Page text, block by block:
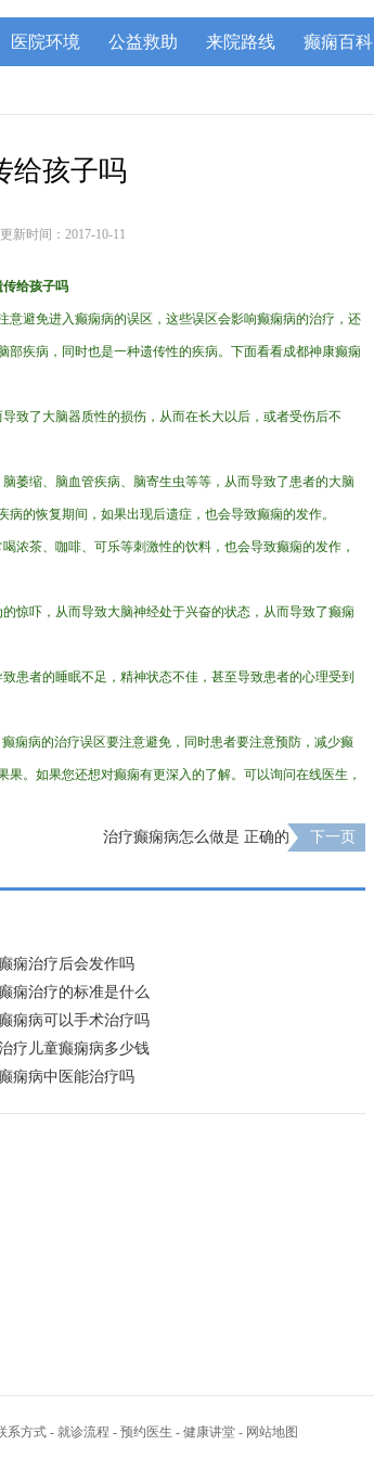
医院环境 公益救助 来院路线 癫痫百科
给孩子吗
更新时间：2017-10-11
给孩子吗
避免进入癫痫病的误区，这些误区会影响癫痫病的治疗，还
疾病，同时也是一种遗传性的疾病。下面看看成都神康癫痫
致了大脑器质性的损伤，从而在长大以后，或者受伤后不
萎缩、脑血管疾病、脑寄生虫等等，从而导致了患者的大脑
的恢复期间，如果出现后遗症，也会导致癫痫的发作。
浓茶、咖啡、可乐等刺激性的饮料，也会导致癫痫的发作，
惊吓，从而导致大脑神经处于兴奋的状态，从而导致了癫痫
患者的睡眠不足，精神状态不佳，甚至导致患者的心理受到
痫病的治疗误区要注意避免，同时患者要注意预防，减少癫
。如果您还想对癫痫有更深入的了解。可以询问在线医生，
治疗癫痫病怎么做是 正确的 下一页
痫治疗后会发作吗
痫治疗的标准是什么
痫病可以手术治疗吗
疗儿童癫痫病多少钱
痫病中医能治疗吗
系方式 - 就诊流程 - 预约医生 - 健康讲堂 - 网站地图